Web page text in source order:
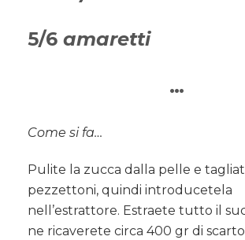
5/6 amaretti
…
Come si fa…
Pulite la zucca dalla pelle e
pezzettoni, quindi introducetela
nell’estrattore. Estraete tutto il
ne ricaverete circa 400 gr di